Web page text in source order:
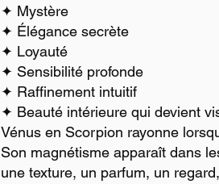
✦ Mystère
✦ Élégance secrète
✦ Loyauté
✦ Sensibilité profonde
✦ Raffinement intuitif
✦ Beauté intérieure qui devient
Vénus en Scorpion rayonne
Son magnétisme apparaît dans
une texture, un parfum, un